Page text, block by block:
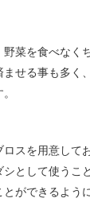
野菜を食べなく
ませる事も多く
スを用意して
として使うこ
ができるよう